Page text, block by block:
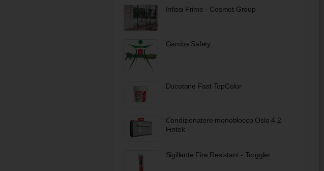
Infissi Prime - Cosmet Group
Gamba Safety
Ducotone Fast TopColor
Condizionatore monoblocco Oslo 4.2
Fintek
Sigillante Fire Resistant - Torggler